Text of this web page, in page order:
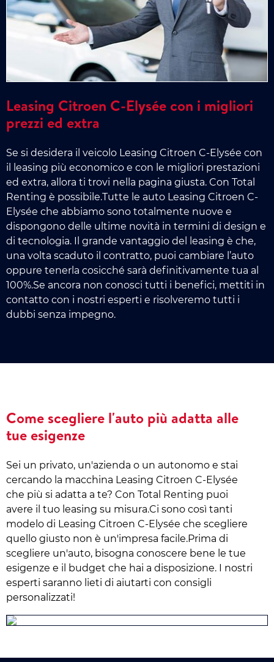
Leasing Citroen C-Elysée con i migliori
prezzi ed extra
Se si desidera il veicolo Leasing Citroen C-Elysée con
il leasing più economico e con le migliori prestazioni
ed extra, allora ti trovi nella pagina giusta. Con Total
Renting è possibile.Tutte le auto Leasing Citroen C-
Elysée che abbiamo sono totalmente nuove e
dispongono delle ultime novità in termini di design e
di tecnologia. Il grande vantaggio del leasing è che,
una volta scaduto il contratto, puoi cambiare l’auto
oppure tenerla cosicché sarà definitivamente tua al
100%.Se ancora non conosci tutti i benefici, mettiti in
contatto con i nostri esperti e risolveremo tutti i
dubbi senza impegno.
Come scegliere l'auto più adatta alle
tue esigenze
Sei un privato, un'azienda o un autonomo e stai
cercando la macchina Leasing Citroen C-Elysée
che più si adatta a te? Con Total Renting puoi
avere il tuo leasing su misura.Ci sono così tanti
modelo di Leasing Citroen C-Elysée che scegliere
quello giusto non è un'impresa facile.Prima di
scegliere un'auto, bisogna conoscere bene le tue
esigenze e il budget che hai a disposizione. I nostri
esperti saranno lieti di aiutarti con consigli
personalizzati!